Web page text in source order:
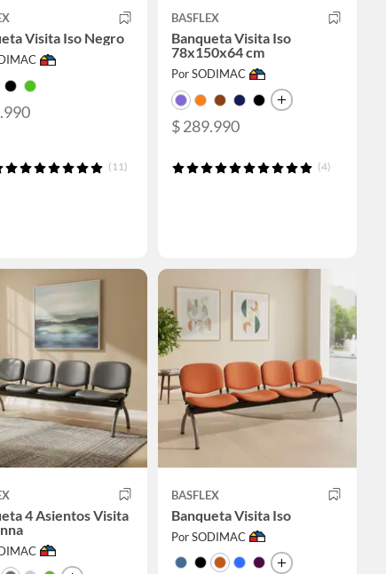
Visita Iso Negro
(11)
BASFLEX
Banqueta Visita Iso
78x150x64 cm
Por SODIMAC
$ 289.990
(4)
4 Asientos Visita
BASFLEX
Banqueta Visita Iso
Por SODIMAC